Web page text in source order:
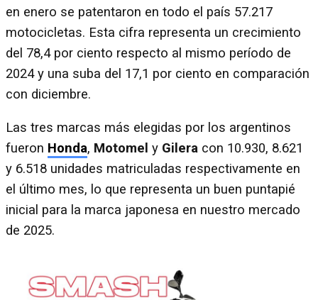
en enero se patentaron en todo el país 57.217
motocicletas. Esta cifra representa un crecimiento
del 78,4 por ciento respecto al mismo período de
2024 y una suba del 17,1 por ciento en comparación
con diciembre.
Las tres marcas más elegidas por los argentinos
fueron Honda, Motomel y Gilera con 10.930, 8.621
y 6.518 unidades matriculadas respectivamente en
el último mes, lo que representa un buen puntapié
inicial para la marca japonesa en nuestro mercado
de 2025.